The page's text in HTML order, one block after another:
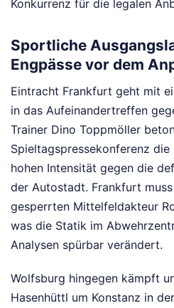
Konkurrenz für die legalen
Sportliche
Engpässe vor dem
Eintracht Frankfurt geht mit
in das Aufeinandertreffen
Trainer Dino Toppmöller
Spieltagspressekonferenz
hohen Intensität gegen die
der Autostadt. Frankfurt
gesperrten Mittelfeldakteur
was die Statik im
Analysen spürbar verändert.
Wolfsburg hingegen kämpft
Hasenhüttl um Konstanz in